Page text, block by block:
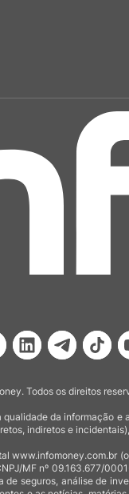
Todos os direitos
qualidade da informação
indiretos e
www.infomoney.com.br
MF nº 09.163.677/
de seguros, análise de